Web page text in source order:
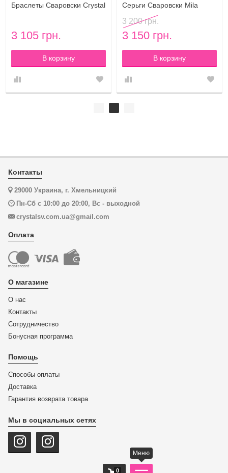
Браслеты Сваровски Crystal
3 105 грн.
В корзину
Серьги Сваровски Mila
3 200 грн.
3 150 грн.
В корзину
Контакты
29000 Украина, г. Хмельницкий
Пн-Сб с 10:00 до 20:00, Вс - выходной
crystalsv.com.ua@gmail.com
Оплата
О магазине
О нас
Контакты
Сотрудничество
Бонусная программа
Помощь
Способы оплаты
Доставка
Гарантия возврата товара
Мы в социальных сетях
0
Меню